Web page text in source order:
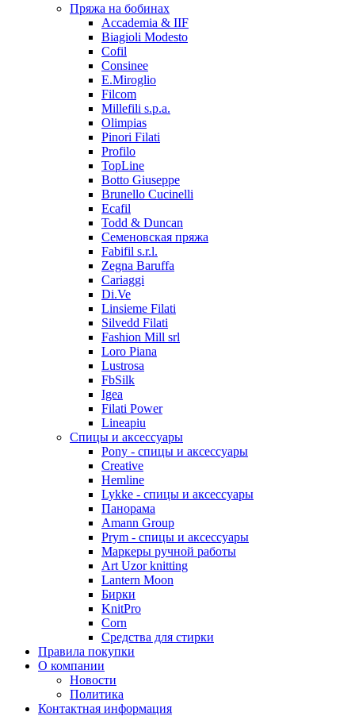
Пряжа на бобинах
Accademia & IIF
Biagioli Modesto
Cofil
Consinee
E.Miroglio
Filcom
Millefili s.p.a.
Olimpias
Pinori Filati
Profilo
TopLine
Botto Giuseppe
Brunello Cucinelli
Ecafil
Todd & Duncan
Семеновская пряжа
Fabifil s.r.l.
Zegna Baruffa
Cariaggi
Di.Ve
Linsieme Filati
Silvedd Filati
Fashion Mill srl
Loro Piana
Lustrosa
FbSilk
Igea
Filati Power
Lineapiu
Спицы и аксессуары
Pony - спицы и аксессуары
Creative
Hemline
Lykke - спицы и аксессуары
Панорама
Amann Group
Prym - спицы и аксессуары
Маркеры ручной работы
Art Uzor knitting
Lantern Moon
Бирки
KnitPro
Corn
Средства для стирки
Правила покупки
О компании
Новости
Политика
Контактная информация